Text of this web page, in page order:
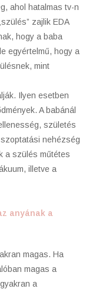
ahol hatalmas tv-n
zajlik EDA
hogy a baba
egyértelmű, hogy a
mint
Ilyen esetben
A babánál
születés
nehézség
a szülés műtétes
illetve a
anyának a
magas. Ha
magas a
a